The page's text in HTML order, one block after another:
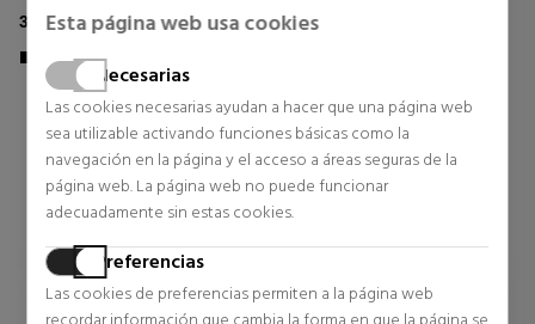
Esta página web usa cookies
Necesarias
Las cookies necesarias ayudan a hacer que una página web
sea utilizable activando funciones básicas como la
navegación en la página y el acceso a áreas seguras de la
página web. La página web no puede funcionar
adecuadamente sin estas cookies.
Preferencias
Las cookies de preferencias permiten a la página web
33,00 €
Sombras de Ojos
0 opiniones